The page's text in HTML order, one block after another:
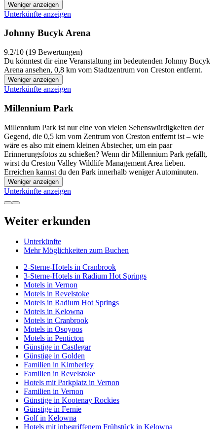
Weniger anzeigen
Unterkünfte anzeigen
Johnny Bucyk Arena
9.2/10 (19 Bewertungen)
Du könntest dir eine Veranstaltung im bedeutenden Johnny Bucyk
Arena ansehen, 0,8 km vom Stadtzentrum von Creston entfernt.
Weniger anzeigen
Unterkünfte anzeigen
Millennium Park
Millennium Park ist nur eine von vielen Sehenswürdigkeiten der
Gegend, die 0,5 km vom Zentrum von Creston entfernt ist – wie
wäre es also mit einem kleinen Abstecher, um ein paar
Erinnerungsfotos zu schießen? Wenn dir Millennium Park gefällt,
wirst du Creston Valley Wildlife Management Area lieben.
Erreichen kannst du den Park innerhalb weniger Autominuten.
Weniger anzeigen
Unterkünfte anzeigen
Weiter erkunden
Unterkünfte
Mehr Möglichkeiten zum Buchen
2-Sterne-Hotels in Cranbrook
3-Sterne-Hotels in Radium Hot Springs
Motels in Vernon
Motels in Revelstoke
Motels in Radium Hot Springs
Motels in Kelowna
Motels in Cranbrook
Motels in Osoyoos
Motels in Penticton
Günstige in Castlegar
Günstige in Golden
Familien in Kimberley
Familien in Revelstoke
Hotels mit Parkplatz in Vernon
Familien in Vernon
Günstige in Kootenay Rockies
Günstige in Fernie
Golf in Kelowna
Hotels mit inbegriffenem Frühstück in Kelowna